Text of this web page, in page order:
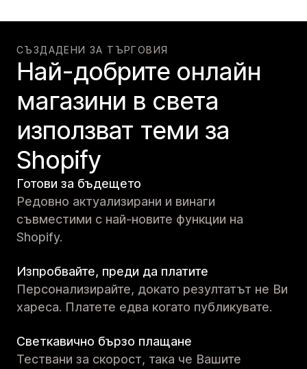
СЪЗДАДЕНИ ЗА ТЪРГОВИЯ
Най-добрите онлайн
магазини в света
използват теми за
Shopify
Готови за бъдещето
Редовно актуализирани и винаги
съвместими с най-новите функции на
Shopify.
Изпробвайте, преди да платите
Персонализирайте, докато резултатът не Ви
хареса. Платете едва когато публикувате.
Светкавично бързо плащане
Тествани за скорост, така че Вашите